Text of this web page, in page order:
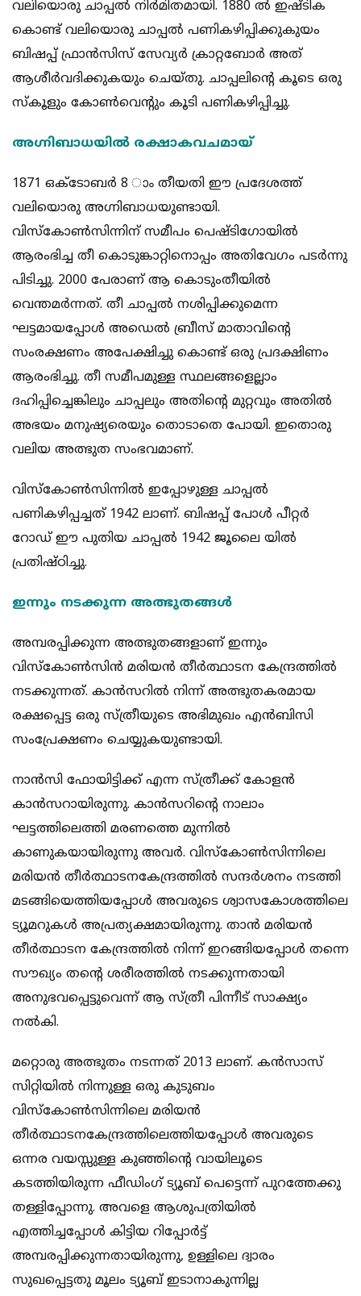
വലിയൊരു ചാപ്പല്‍ നിര്‍മിതമായി. 1880 ല്‍ ഇഷ്ടിക
കൊണ്ട് വലിയൊരു ചാപ്പല്‍ പണികഴിപ്പിക്കുകുയം
ബിഷപ്പ് ഫ്രാന്‍സിസ് സേവ്യര്‍ ക്രാറ്റബോര്‍ അത്
ആശീര്‍വദിക്കുകയും ചെയ്തു. ചാപ്പലിന്റെ കൂടെ ഒരു
സ്‌കൂളും കോണ്‍വെന്റും കൂടി പണികഴിപ്പിച്ചു.
അഗ്നിബാധയില്‍ രക്ഷാകവചമായ്
1871 ഒക്ടോബര്‍ 8 ാം തീയതി ഈ പ്രദേശത്ത്
വലിയൊരു അഗ്നിബാധയുണ്ടായി.
വിസ്‌കോണ്‍സിന്നിന് സമീപം പെഷ്ടിഗോയില്‍
ആരംഭിച്ച തീ കൊടുങ്കാറ്റിനൊപ്പം അതിവേഗം പടര്‍ന്നു
പിടിച്ചു. 2000 പേരാണ് ആ കൊടുംതീയില്‍
വെന്തമര്‍ന്നത്. തീ ചാപ്പല്‍ നശിപ്പിക്കുമെന്ന
ഘട്ടമായപ്പോള്‍ അഡെല്‍ ബ്രീസ് മാതാവിന്റെ
സംരക്ഷണം അപേക്ഷിച്ചു കൊണ്ട് ഒരു പ്രദക്ഷിണം
ആരംഭിച്ചു. തീ സമീപമുള്ള സ്ഥലങ്ങളെല്ലാം
ദഹിപ്പിച്ചെങ്കിലും ചാപ്പലും അതിന്റെ മുറ്റവും അതില്‍
അഭയം മനുഷ്യരെയും തൊടാതെ പോയി. ഇതൊരു
വലിയ അത്ഭുത സംഭവമാണ്.
വിസ്‌കോണ്‍സിന്നില്‍ ഇപ്പോഴുള്ള ചാപ്പല്‍
പണികഴിപ്പച്ചത് 1942 ലാണ്. ബിഷപ്പ് പോള്‍ പീറ്റര്‍
റോഡ് ഈ പുതിയ ചാപ്പല്‍ 1942 ജൂലൈ യില്‍
പ്രതിഷ്ഠിച്ചു.
ഇന്നും നടക്കുന്ന അത്ഭുതങ്ങള്‍
അമ്പരപ്പിക്കുന്ന അത്ഭുതങ്ങളാണ് ഇന്നും
വിസ്‌കോണ്‍സിന്‍ മരിയന്‍ തീര്‍ത്ഥാടന കേന്ദ്രത്തില്‍
നടക്കുന്നത്. കാന്‍സറില്‍ നിന്ന് അത്ഭുതകരമായ
രക്ഷപ്പെട്ട ഒരു സ്ത്രീയുടെ അഭിമുഖം എന്‍ബിസി
സംപ്രേക്ഷണം ചെയ്യുകയുണ്ടായി.
നാന്‍സി ഫോയിട്ടിക്ക് എന്ന സ്ത്രീക്ക് കോളന്‍
കാന്‍സറായിരുന്നു. കാന്‍സറിന്റെ നാലാം
ഘട്ടത്തിലെത്തി മരണത്തെ മുന്നില്‍
കാണുകയായിരുന്നു അവര്‍. വിസ്‌കോണ്‍സിന്നിലെ
മരിയന്‍ തീര്‍ത്ഥാടനകേന്ദ്രത്തില്‍ സന്ദര്‍ശനം നടത്തി
മടങ്ങിയെത്തിയപ്പോള്‍ അവരുടെ ശ്വാസകോശത്തിലെ
ട്യൂമറുകള്‍ അപ്രത്യക്ഷമായിരുന്നു. താന്‍ മരിയന്‍
തീര്‍ത്ഥാടന കേന്ദ്രത്തില്‍ നിന്ന് ഇറങ്ങിയപ്പോള്‍ തന്നെ
സൗഖ്യം തന്റെ ശരീരത്തില്‍ നടക്കുന്നതായി
അനുഭവപ്പെട്ടുവെന്ന് ആ സ്ത്രീ പിന്നീട് സാക്ഷ്യം
നല്‍കി.
മറ്റൊരു അത്ഭുതം നടന്നത് 2013 ലാണ്. കന്‍സാസ്
സിറ്റിയില്‍ നിന്നുള്ള ഒരു കുടുബം
വിസ്‌കോണ്‍സിന്നിലെ മരിയന്‍
തീര്‍ത്ഥാടനകേന്ദ്രത്തിലെത്തിയപ്പോള്‍ അവരുടെ
ഒന്നര വയസ്സുള്ള കുഞ്ഞിന്റെ വായിലൂടെ
കടത്തിയിരുന്ന ഫീഡിംഗ് ട്യൂബ് പെട്ടെന്ന് പുറത്തേക്കു
തള്ളിപ്പോന്നു. അവളെ ആശുപത്രിയില്‍
എത്തിച്ചപ്പോള്‍ കിട്ടിയ റിപ്പോര്‍ട്ട്
അമ്പരപ്പിക്കുന്നതായിരുന്നു, ഉള്ളിലെ ദ്വാരം
സുഖപ്പെട്ടതു മൂലം ട്യൂബ് ഇടാനാകുന്നില്ല